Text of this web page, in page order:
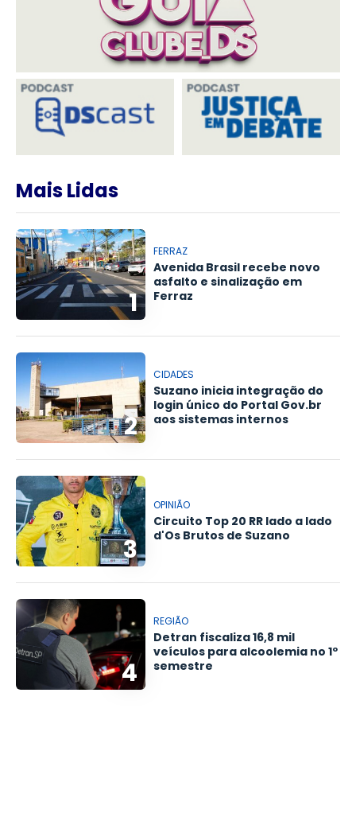
Mais Lidas
1
FERRAZ
Avenida Brasil recebe novo
asfalto e sinalização em
Ferraz
2
CIDADES
Suzano inicia integração do
login único do Portal Gov.br
aos sistemas internos
3
OPINIÃO
Circuito Top 20 RR lado a lado
d'Os Brutos de Suzano
4
REGIÃO
Detran fiscaliza 16,8 mil
veículos para alcoolemia no 1º
semestre